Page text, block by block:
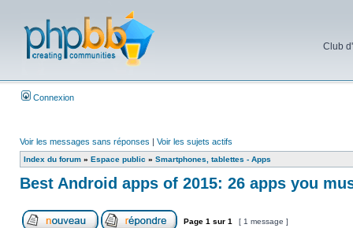
Club
Connexion
Voir les messages sans réponses | Voir les sujets actifs
Index du forum » Espace public » Smartphones, tablettes - Apps
Best Android apps of 2015: 26 apps you
Page 1 sur 1 [ 1 message ]